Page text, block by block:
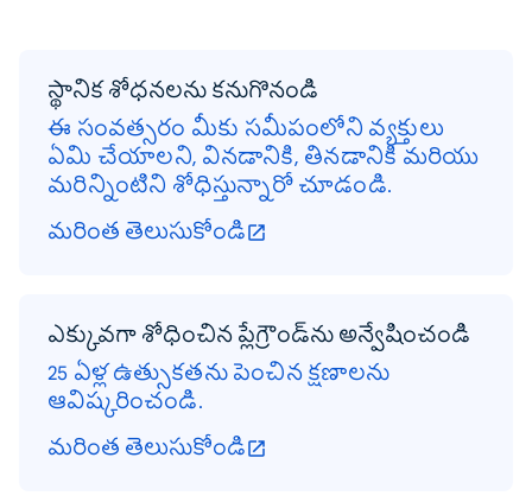
స్థానిక శోధనలను కనుగొనండి
ఈ సంవత్సరం మీకు సమీపంలోని వ్యక్తులు
ఏమి చేయాలని, వినడానికి, తినడానికి మరియు
మరిన్నింటిని శోధిస్తున్నారో చూడండి.
మరింత తెలుసుకోండి
ఎక్కువగా శోధించిన ప్లేగ్రౌండ్‌ను అన్వేషించండి
25 ఏళ్ల ఉత్సుకతను పెంచిన క్షణాలను
ఆవిష్కరించండి.
మరింత తెలుసుకోండి